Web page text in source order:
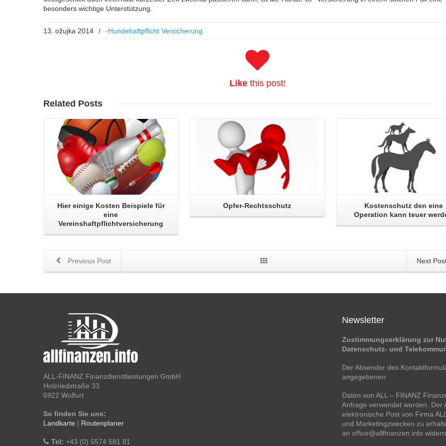
besonders wichtige Unterstützung.
13. ožujka 2014 / -Hundehaftpflicht Versicherung
Likethis post!
Related PostsRead More
Hier einige Kosten Beispiele für
eine
Vereinshaftpflichtversicherung
Opfer-Rechtsschutz
Kostenschutz den eine
Operation kann teuer
Next
Previous Post
ALL-FINANZ Finanzdienstleistungen GmbH
Holzriedstraße 33
6922 Wolfurt
So finden Sie uns:
Landkarte | Routenplaner
Tel: +43 (0) 5574 581 81
Newsletter
Zustimmungserklärung zur
Datenschutz- und
Der Absender des
angegebenen
Daten von ALL – FINANZ
Anfrage verwendet werden. Der
elektronische Post von Firma
und Marketingzwecken zu
an office@allfinanzen.info